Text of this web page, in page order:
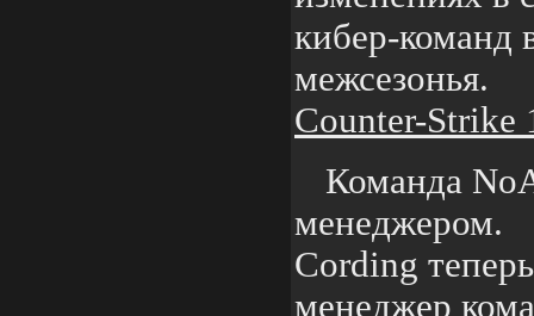
кибер-команд
межсезонья.
Counter-Strike
Команда
менеджером.
Cording
менеджер